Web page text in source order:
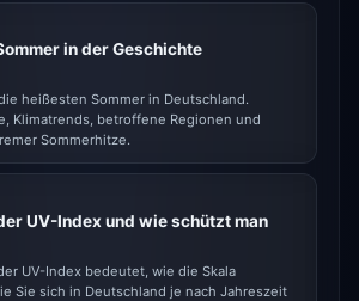
in der Geschichte
heißesten Sommer in Deutschland.
Klimatrends, betroffene Regionen und
Sommerhitze.
UV-Index und wie schützt man
UV-Index bedeutet, wie die Skala
Sie sich in Deutschland je nach Jahreszeit